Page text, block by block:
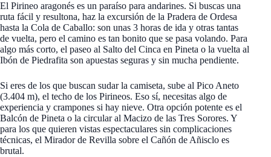
El Pirineo aragonés es un paraíso para andarines. Si buscas una
ruta fácil y resultona, haz la excursión de la Pradera de Ordesa
hasta la Cola de Caballo: son unas 3 horas de ida y otras tantas
de vuelta, pero el camino es tan bonito que se pasa volando. Para
algo más corto, el paseo al Salto del Cinca en Pineta o la vuelta al
Ibón de Piedrafita son apuestas seguras y sin mucha pendiente.
Si eres de los que buscan sudar la camiseta, sube al Pico Aneto
(3.404 m), el techo de los Pirineos. Eso sí, necesitas algo de
experiencia y crampones si hay nieve. Otra opción potente es el
Balcón de Pineta o la circular al Macizo de las Tres Sorores. Y
para los que quieren vistas espectaculares sin complicaciones
técnicas, el Mirador de Revilla sobre el Cañón de Añisclo es
brutal.